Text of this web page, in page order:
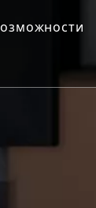
плесень